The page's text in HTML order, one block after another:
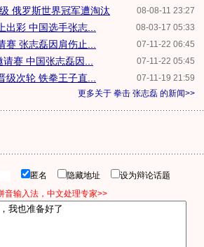
08-08-11 23:27
俄罗斯世界冠军遭淘汰
08-03-17 05:33
彩 中国选手张志...
07-11-22 06:45
张志磊因肩伤止...
07-11-22 05:45
赛 中国张志磊因...
07-11-19 21:59
次轮 铁拳王子直...
更多关于 拳击 张志磊 的新闻>>
匿名 隐藏地址
设为辩论话题
音输入法，中文处理专家>>